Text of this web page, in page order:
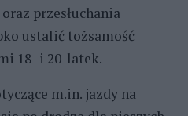
przesłuchania
ustalić tożsamość
18- i 20-latek.
m.in. jazdy na